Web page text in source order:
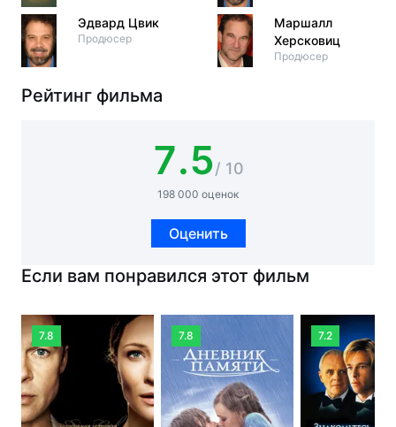
Эдвард Цвик
Продюсер
Маршалл
Херсковиц
Продюсер
Рейтинг фильма
7.5/ 10
198 000 оценок
Оценить
Если вам понравился этот фильм
7.8 7.8 7.2